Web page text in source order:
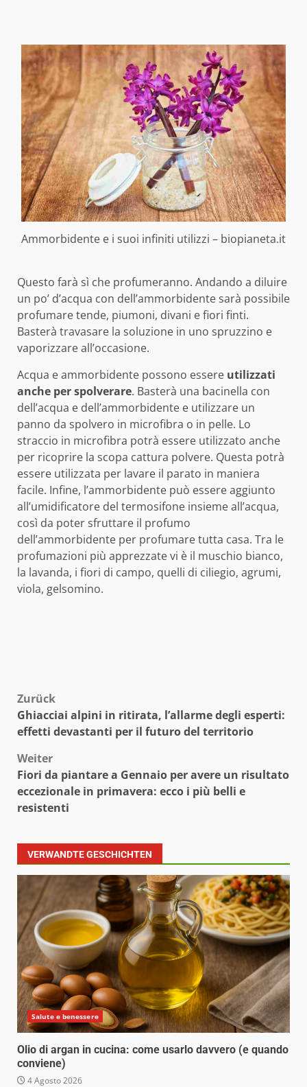
Ammorbidente e i suoi infiniti utilizzi – biopianeta.it
Questo farà sì che profumeranno. Andando a diluire
un po’ d’acqua con dell’ammorbidente sarà possibile
profumare tende, piumoni, divani e fiori finti.
Basterà travasare la soluzione in uno spruzzino e
vaporizzare all’occasione.
Acqua e ammorbidente possono essere utilizzati
anche per spolverare. Basterà una bacinella con
dell’acqua e dell’ammorbidente e utilizzare un
panno da spolvero in microfibra o in pelle. Lo
straccio in microfibra potrà essere utilizzato anche
per ricoprire la scopa cattura polvere. Questa potrà
essere utilizzata per lavare il parato in maniera
facile. Infine, l’ammorbidente può essere aggiunto
all’umidificatore del termosifone insieme all’acqua,
così da poter sfruttare il profumo
dell’ammorbidente per profumare tutta casa. Tra le
profumazioni più apprezzate vi è il muschio bianco,
la lavanda, i fiori di campo, quelli di ciliegio, agrumi,
viola, gelsomino.
Beitragsnavigation
Zurück
Ghiacciai alpini in ritirata, l’allarme degli esperti:
effetti devastanti per il futuro del territorio
Weiter
Fiori da piantare a Gennaio per avere un risultato
eccezionale in primavera: ecco i più belli e
resistenti
VERWANDTE GESCHICHTEN
Salute e benessere
Olio di argan in cucina: come usarlo davvero (e quando
conviene)
4 Agosto 2026